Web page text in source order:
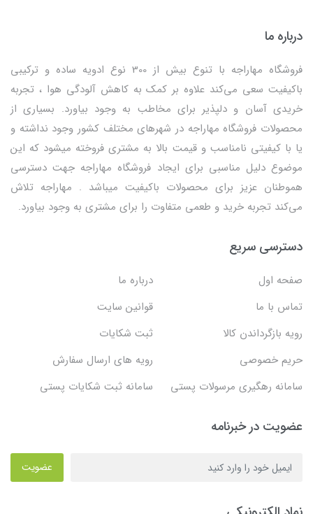
درباره ما
فروشگاه مهاراجه با تنوع بیش از 300 نوع ادویه ساده و ترکیبی
باکیفیت سعی می‌کند علاوه بر کمک به کاهش آلودگی هوا ، تجربه
خریدی آسان و دلپذیر برای مخاطب به وجود بیاورد. بسیاری از
محصولات فروشگاه مهاراجه در شهرهای مختلف کشور وجود نداشته و
یا با کیفیتی نامناسب و قیمت بالا به مشتری فروخته میشود که این
موضوع دلیل مناسبی برای ایجاد فروشگاه مهاراجه جهت دسترسی
هموطنان عزیز برای محصولات باکیفیت میباشد . مهاراجه تلاش
می‌کند تجربه خرید و طعمی متفاوت را برای مشتری به وجود بیاورد.
دسترسی سریع
صفحه اول
درباره ما
تماس با ما
قوانین سایت
رویه بازگرداندن کالا
ثبت شکایات
حریم خصوصی
رویه های ارسال سفارش
سامانه رهگیری مرسولات پستی
سامانه ثبت شکایات پستی
عضویت در خبرنامه
عضویت